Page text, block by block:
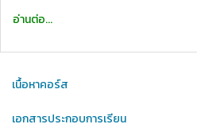
อ่านต่อ...
เนื้อหาคอร์ส
เอกสารประกอบการเรียน